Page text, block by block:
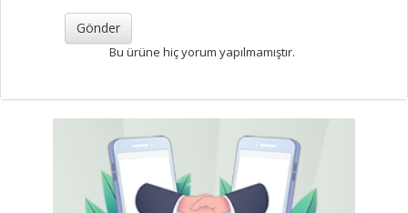
Bu ürüne hiç yorum yapılmamıştır.